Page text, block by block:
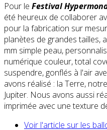
Pour le Festival
été heureux de collaborer
pour la fabrication sur
planètes de grandes tailles,
mm simple peau,
numérique couleur, total
suspendre, gonflés à l'air
avons réalisé : la Terre,
Jupiter. Nous avons aussi
imprimée avec une texture
Voir l'article sur les